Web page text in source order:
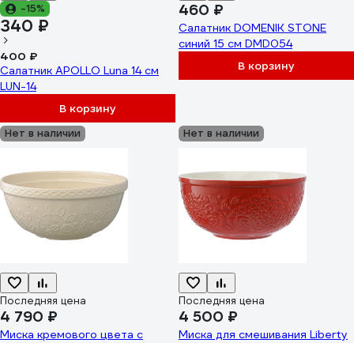
-15%
340 ₽
400 ₽
Салатник APOLLO Luna 14 см
LUN-14
В корзину
460 ₽
Салатник DOMENIK STONE
синий 15 см DMD054
В корзину
Нет в наличии
Последняя цена
4 790 ₽
Миска кремового цвета с
Нет в наличии
Последняя цена
4 500 ₽
Миска для смешивания Liberty